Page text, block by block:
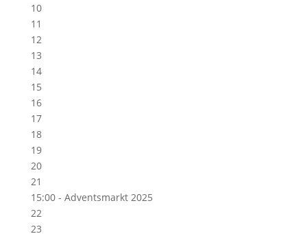
10
11
12
13
14
15
16
17
18
19
20
21
15:00 - Adventsmarkt 2025
22
23